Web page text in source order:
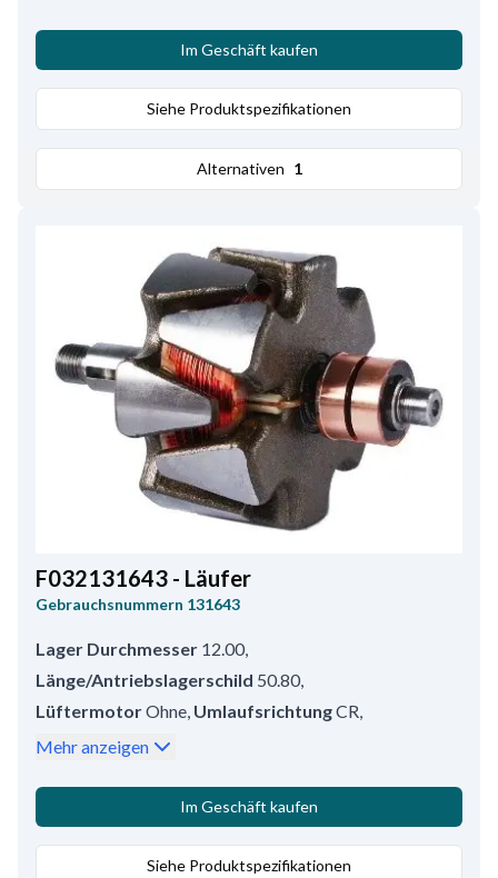
Im Geschäft kaufen
Siehe Produktspezifikationen
Alternativen 1
F032131643 - Läufer
Gebrauchsnummern 131643
Lager Durchmesser 12.00,
Länge/Antriebslagerschild 50.80,
LüftermotorOhne UmlaufsrichtungCR
Gewindegr.M14-1.5
10.00,Schleifring hinten
2.60,Höhe/Ring 29.00,
Mehr anzeigen
Im Geschäft kaufen
Siehe Produktspezifikationen